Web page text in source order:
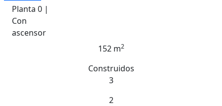
Planta 0 |
Con
ascensor
152 m2
Construidos
3
2